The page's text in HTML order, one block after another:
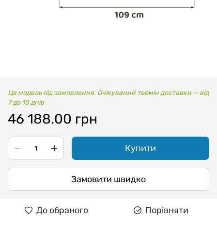
Ця модель під замовлення. Очікуваний термін доставки — від
7 до 10 днів
46 188.00 грн
Купити
Замовити швидко
До обраного Порівняти